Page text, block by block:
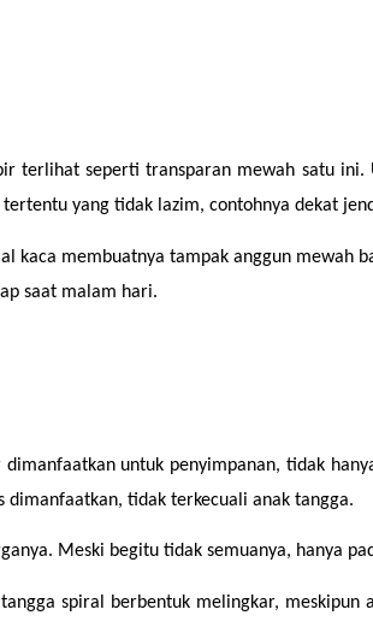
terlihat seperti transparan mewah satu
yang tidak lazim, contohnya dekat
kaca membuatnya tampak anggun mewah
saat malam hari.
untuk penyimpanan, tidak
dimanfaatkan, tidak terkecuali anak tangga.
Meski begitu tidak semuanya, hanya
spiral berbentuk melingkar,